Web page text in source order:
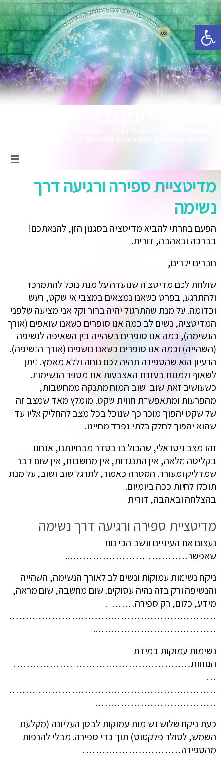
פתח סרגל נגישות
מדיטציית ספירה ורגיעה דרך
נשימה
הפעם בחרתי להביא מדיטציה בסגנון הזן, להנאתכם!
בברכה ובאהבה, דורית.
חברים יקרים,
שולחת לכם מדיטציה שנועדה על מנת נוכל להתמרכז
ולהתרגע, בפרט כשאנו נמצאים במצבי אי שקט, רעש
וכדומה. על מנת שהתרגול יהיה ברור וקל אני מציעה שלפני
המדיטציה, נשים לב כמה אנו סופרים כשאנו שואפים (אורך
הנשימה), כמה אנו סופרים בשהייה בין השאיפה לנשיפה
(השהייה) וכמה אנו סופרים כשאנו נושפים (אורך הנשיפה).
הרעיון הוא שהספירה תהיה לכם נוחה וללא מאמץ. ניתן
לשאוף ולמנות בעזרת האצבעות את מספר הנשימות.
כשעושים זאת שוב ושוב המוח מתנקה ממחשבות,
מהפרעות ומתאפשרת חווית שקט. מומלץ מאד שמצב זה
של שקט יהפוך מוכר כך שנוכל בכל מצב להחליק אליו עד
שהוא יהפוך לחלק בלתי נפרד מחיינו.
זהו מצב ניטראלי, שהכול בו בסדר מבחינתנו, אנחנו
בקליטה מלאה, אין התנגדות, אין מחשבות, אין שום דבר
שמדליק ומעורר. המטרה כאמור, לתרגל שוב ושוב, על מנת
תוכלו לחיות ככה ביומיום.
בהצלחה ובאהבה, דורית
מדיטציית ספירה ורגיעה דרך נשימה
נעצום את העיניים ונשב הכי נוח
שאפשר………………………………..
ניקח נשימות עמוקות ונשים לב לאורך הנשימה, השהייה
והנשיפה ורק בזה נהיה עסוקים. שום מחשבה, שום מראה,
מידע, כלום, רק ספירה………
………………………………………………………
………………………………..
נשימות עמוקות במידת
הנוחות………………………………………………
…
………………………………………………………
……………………………….
כעת ניקח שלוש נשימות עמוקות לבטן העליונה (מקלעת
השמש, לסולר פלקסוס) תוך כדי ספירה. מבלי להרפות
מהספירה…………………………